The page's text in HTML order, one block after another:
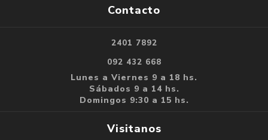
Contacto
2401 7892
092 432 668
Lunes a Viernes 9 a 18 hs.
Sábados 9 a 14 hs.
Domingos 9:30 a 15 hs.
Visitanos